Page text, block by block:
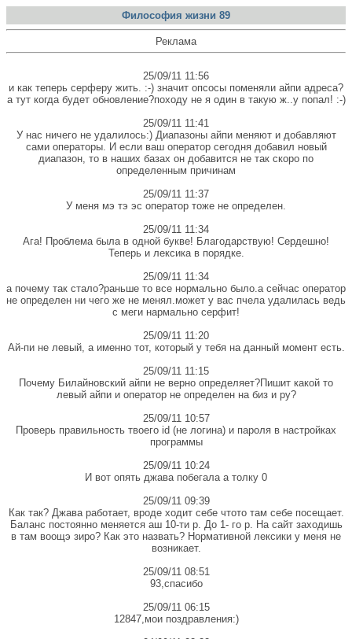
Философия жизни 89
Реклама
25/09/11 11:56
и как теперь серферу жить. :-) значит опсосы поменяли айпи адреса?
а тут когда будет обновление?походу не я один в такую ж..у попал! :-)
25/09/11 11:41
У нас ничего не удалилось:) Диапазоны айпи меняют и добавляют
сами операторы. И если ваш оператор сегодня добавил новый
диапазон, то в наших базах он добавится не так скоро по
определенным причинам
25/09/11 11:37
У меня мэ тэ эс оператор тоже не определен.
25/09/11 11:34
Ага! Проблема была в одной букве! Благодарствую! Сердешно!
Теперь и лексика в порядке.
25/09/11 11:34
а почему так стало?раньше то все нормально было.а сейчас оператор
не определен ни чего же не менял.может у вас пчела удалилась ведь
с меги нармально серфит!
25/09/11 11:20
Ай-пи не левый, а именно тот, который у тебя на данный момент есть.
25/09/11 11:15
Почему Билайновский айпи не верно определяет?Пишит какой то
левый айпи и оператор не определен на биз и ру?
25/09/11 10:57
Проверь правильность твоего id (не логина) и пароля в настройках
программы
25/09/11 10:24
И вот опять джава побегала а толку 0
25/09/11 09:39
Как так? Джава работает, вроде ходит себе чтото там себе посещает.
Баланс постоянно меняется аш 10-ти р. До 1- го р. На сайт заходишь
в там воощэ зиро? Как это назвать? Нормативной лексики у меня не
возникает.
25/09/11 08:51
93,спасибо
25/09/11 06:15
12847,мои поздравления:)